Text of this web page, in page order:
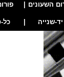
השעונים
יד-שנייה כל-